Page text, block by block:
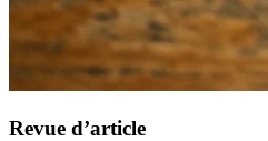
Revue d’article